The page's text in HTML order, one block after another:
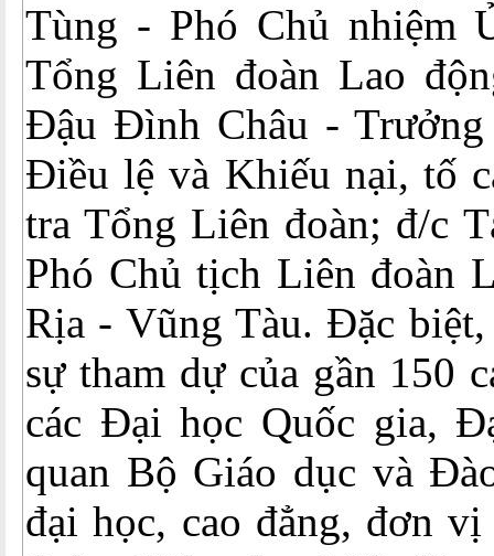
Tùng - Phó Chủ nhiệm
Tổng Liên đoàn Lao
Đậu Đình Châu -
Điều lệ và Khiếu nại, tố
tra Tổng Liên đoàn; đ/c
Phó Chủ tịch Liên đoàn
Rịa - Vũng Tàu. Đặc
sự tham dự của gần 150
các Đại học Quốc gia,
quan Bộ Giáo dục và
đại học, cao đẳng, đơn